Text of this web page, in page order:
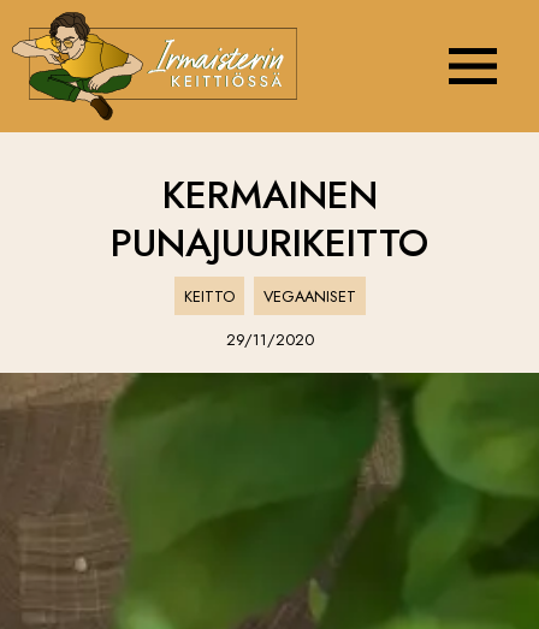
KERMAINEN
PUNAJUURIKEITTO
KEITTO
VEGAANISET
29/11/2020